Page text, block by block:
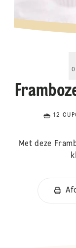
12
Met deze